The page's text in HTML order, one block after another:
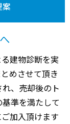
㎡
案
建物診断を実
めさせて頂き
、売却後のト
準を満たして
加入頂けます